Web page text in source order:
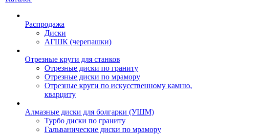
Распродажа
Диски
АГШК (черепашки)
Отрезные круги для станков
Отрезные диски по граниту
Отрезные диски по мрамору
Отрезные круги по искусственному камню,
кварциту
Алмазные диски для болгарки (УШМ)
Турбо диски по граниту
Гальванические диски по мрамору